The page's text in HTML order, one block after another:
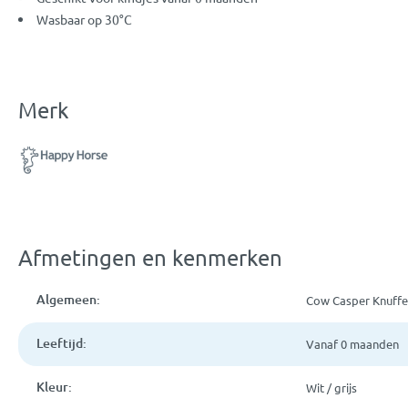
Wasbaar op 30°C
Merk
Afmetingen en kenmerken
Algemeen: Cow Casper
Leeftijd: Vanaf 0 maanden
Kleur: Wit / grijs